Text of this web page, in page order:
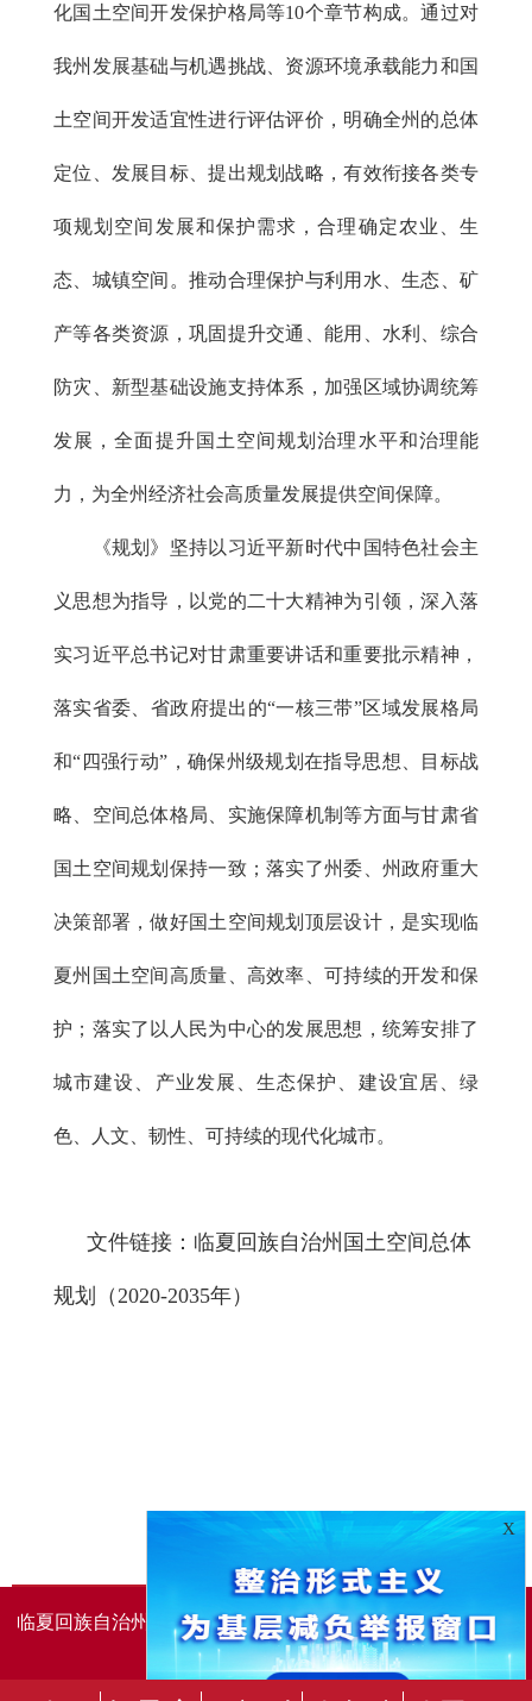
化国土空间开发保护格局等10个章节构成。通过对
我州发展基础与机遇挑战、资源环境承载能力和国
土空间开发适宜性进行评估评价，明确全州的总体
定位、发展目标、提出规划战略，有效衔接各类专
项规划空间发展和保护需求，合理确定农业、生
态、城镇空间。推动合理保护与利用水、生态、矿
产等各类资源，巩固提升交通、能用、水利、综合
防灾、新型基础设施支持体系，加强区域协调统筹
发展，全面提升国土空间规划治理水平和治理能
力，为全州经济社会高质量发展提供空间保障。
《规划》坚持以习近平新时代中国特色社会主
义思想为指导，以党的二十大精神为引领，深入落
实习近平总书记对甘肃重要讲话和重要批示精神，
落实省委、省政府提出的“一核三带”区域发展格局
和“四强行动”，确保州级规划在指导思想、目标战
略、空间总体格局、实施保障机制等方面与甘肃省
国土空间规划保持一致；落实了州委、州政府重大
决策部署，做好国土空间规划顶层设计，是实现临
夏州国土空间高质量、高效率、可持续的开发和保
护；落实了以人民为中心的发展思想，统筹安排了
城市建设、产业发展、生态保护、建设宜居、绿
色、人文、韧性、可持续的现代化城市。
文件链接： 临夏回族自治州国土空间总体
规划（2020-2035年）
临夏回族自治州人民政府办公室主办 临夏回族自治州人民政
府信息中心承办
X